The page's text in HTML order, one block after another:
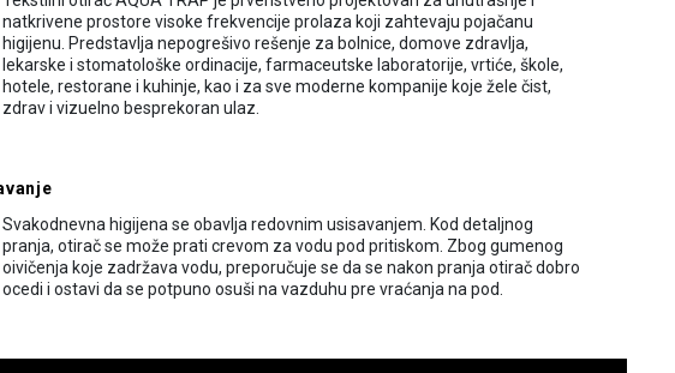
natkrivene prostore visoke frekvencije prolaza koji zahtevaju pojačanu
higijenu. Predstavlja nepogrešivo rešenje za bolnice, domove zdravlja,
lekarske i stomatološke ordinacije, farmaceutske laboratorije, vrtiće, škole,
hotele, restorane i kuhinje, kao i za sve moderne kompanije koje žele čist,
zdrav i vizuelno besprekoran ulaz.
Svakodnevna higijena se obavlja redovnim usisavanjem. Kod detaljnog
pranja, otirač se može prati crevom za vodu pod pritiskom. Zbog gumenog
oivičenja koje zadržava vodu, preporučuje se da se nakon pranja otirač dobro
ocedi i ostavi da se potpuno osuši na vazduhu pre vraćanja na pod.